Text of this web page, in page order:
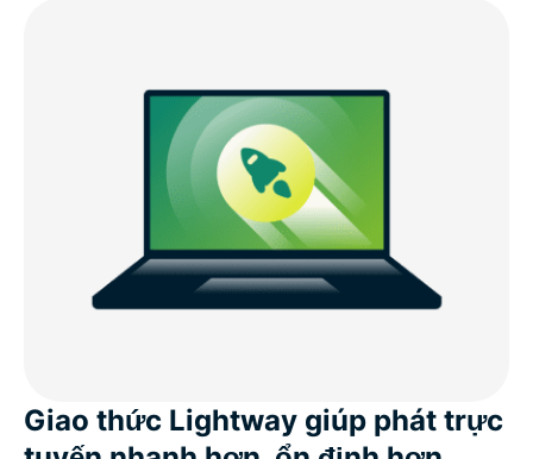
Giao thức Lightway giúp phát trực